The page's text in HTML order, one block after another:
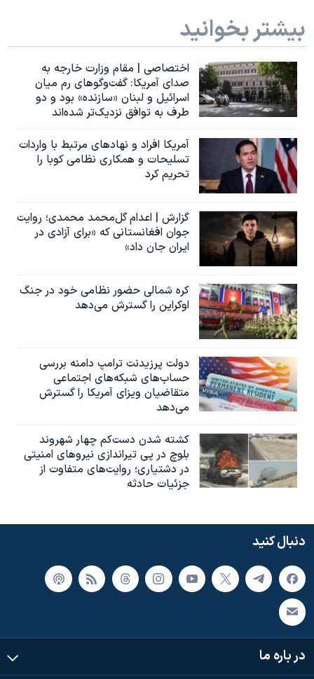
بیشتر بخوانید
اختصاصی | مقام وزارت خارجه به
صدای آمریکا: گفت‌وگوهای رم میان
اسرائیل و لبنان «سازنده» بود و دو
طرف به توافق نزدیک‌تر شده‌اند
آمریکا افراد و نهادهای مرتبط با واردات
تسلیحات و همکاری نظامی کوبا را
تحریم کرد
گزارش | اعدام گل‌محمد محمدی؛ روایت
جوان افغانستانی که «برای آزادی در
ایران جان داد»
کره شمالی حضور نظامی خود در جنگ
اوکراین را گسترش می‌دهد
دولت پرزیدنت ترامپ دامنه بررسی
حساب‌های شبکه‌های اجتماعی
متقاضیان ویزای آمریکا را گسترش
می‌دهد
کشته شدن دست‌کم چهار شهروند
بلوچ در پی تیراندازی نیروهای امنیتی
در دشتیاری؛ روایت‌های متفاوت از
جزئیات حادثه
دنبال کنید
در باره ما